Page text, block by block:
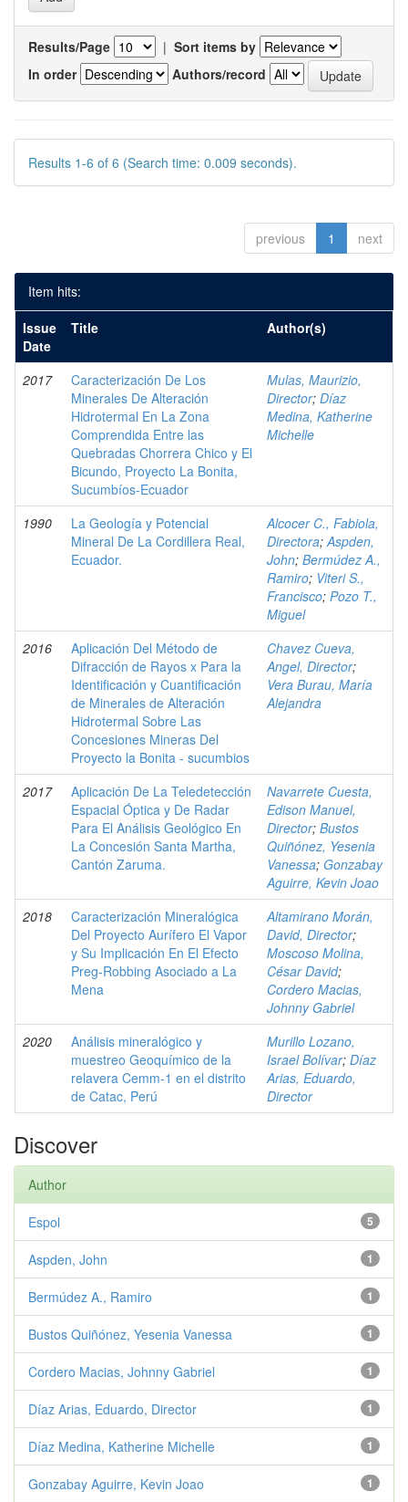
Results/Page | Sort items by
In order
Authors/record
Results 1-6 of 6 (Search time: 0.009 seconds).
previous 1 next
Item hits:
Issue
Date
Title Author(s)
2017
Caracterización De Los
Minerales De Alteración
Hidrotermal En La Zona
Comprendida Entre las
Quebradas Chorrera Chico y El
Bicundo, Proyecto La Bonita,
Sucumbíos-Ecuador
Mulas, Maurizio,
Director; Díaz
Medina, Katherine
Michelle
1990
La Geología y Potencial
Mineral De La Cordillera Real,
Ecuador.
Alcocer C., Fabiola,
Directora;Aspden,
John; Bermúdez A.,
Ramiro; Viteri S.,
Francisco; Pozo T.,
Miguel
2016
Aplicación Del Método de
Difracción de Rayos x Para la
Identificación y Cuantificación
de Minerales de Alteración
Hidrotermal Sobre Las
Concesiones Mineras Del
Proyecto la Bonita - sucumbios
Chavez Cueva,
Angel, Director;
Vera Burau, María
Alejandra
2017
Aplicación De La Teledetección
Espacial Óptica y De Radar
Para El Análisis Geológico En
La Concesión Santa Martha,
Cantón Zaruma.
Navarrete Cuesta,
Edison Manuel,
Director; Bustos
Quiñónez, Yesenia
Vanessa; Gonzabay
Aguirre, Kevin Joao
2018
Caracterización Mineralógica
Del Proyecto Aurífero El Vapor
y Su Implicación En El Efecto
Preg-Robbing Asociado a La
Mena
Altamirano Morán,
David, Director;
Moscoso Molina,
César David;
Cordero Macias,
Johnny Gabriel
2020
Análisis mineralógico y
muestreo Geoquímico de la
relavera Cemm-1 en el distrito
de Catac, Perú
Murillo Lozano,
Israel Bolívar; Díaz
Arias, Eduardo,
Director
Discover
Author
5
Espol
1
Aspden, John
1
Bermúdez A., Ramiro
1
Bustos Quiñónez, Yesenia Vanessa
1
Cordero Macias, Johnny Gabriel
1
Díaz Arias, Eduardo, Director
1
Díaz Medina, Katherine Michelle
1
Gonzabay Aguirre, Kevin Joao